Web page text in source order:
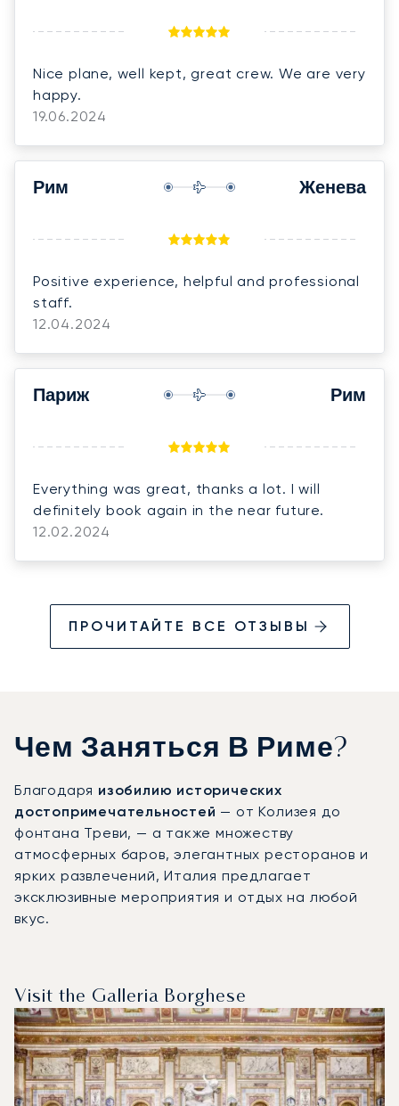
Nice plane, well kept, great crew. We are very
happy.
19.06.2024
Рим Женева
Positive experience, helpful and professional
staff.
12.04.2024
Париж Рим
Everything was great, thanks a lot. I will
definitely book again in the near future.
12.02.2024
ПРОЧИТАЙТЕ ВСЕ ОТЗЫВЫ
Чем Заняться В Риме?
Благодаря изобилию исторических
достопримечательностей — от Колизея до
фонтана Треви, — а также множеству
атмосферных баров, элегантных ресторанов и
ярких развлечений, Италия предлагает
эксклюзивные мероприятия и отдых на любой
вкус.
Visit the Galleria Borghese